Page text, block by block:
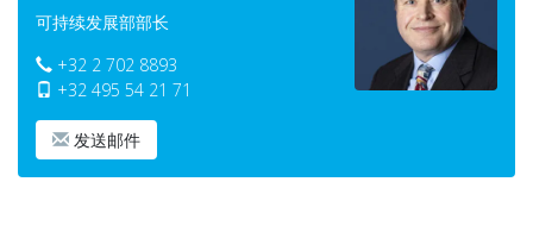
可持续发展部部长
+32 2 702 8893
+32 495 54 21 71
发送邮件